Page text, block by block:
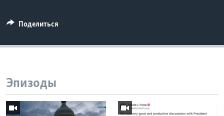
Поделиться
Эпизоды